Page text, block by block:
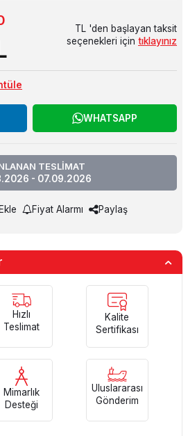
TL 'den başlayan taksit
seçenekleri için tıklayınız
WHATSAPP
TESLİMAT
- 07.09.2026
Fiyat Alarmı Paylaş
Hızlı
Teslimat
Kalite
Sertifikası
Mimarlık
Desteği
Uluslararası
Gönderim